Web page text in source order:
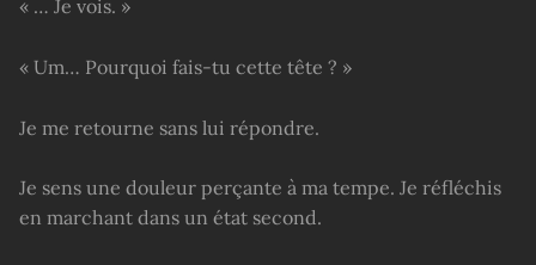
« … Je vois. »
« Um… Pourquoi fais-tu cette tête ? »
Je me retourne sans lui répondre.
Je sens une douleur perçante à ma tempe. Je réfléchis
en marchant dans un état second.